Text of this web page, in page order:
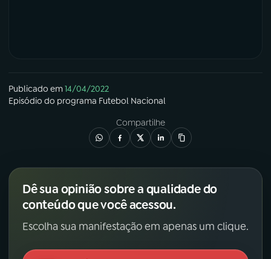
Publicado em14/04/2022
Episódio do programa Futebol Nacional
Compartilhe
Dê sua opinião sobre a qualidade do
conteúdo que você acessou.
Escolha sua manifestação em apenas um clique.